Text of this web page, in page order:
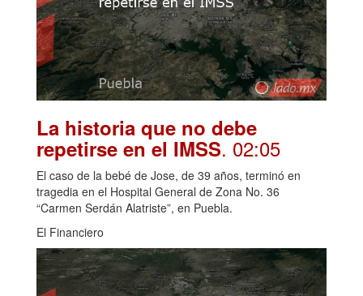
La historia que no debe
repetirse en el IMSS. 02:05
El caso de la bebé de Jose, de 39 años, terminó en
tragedia en el Hospital General de Zona No. 36
“Carmen Serdán Alatriste”, en Puebla.
El Financiero